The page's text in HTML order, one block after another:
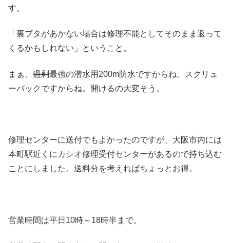
す。
「裏ブタがあかない場合は修理不能としてそのまま返って
くるかもしれない」ということ。
まぁ、 過剰最強の潜水用200m防水ですからね。スクリュ
ーバックですからね。開けるの大変そう。
修理センターに送付でもよかったのですが、大阪市内には
本町駅近くにカシオ修理受付センターがあるので持ち込む
ことにしました。送料分を考えればちょっとお得。
営業時間は平日10時～18時半まで。